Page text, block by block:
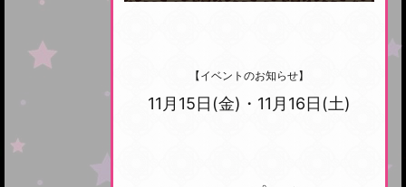
【イベントのお知らせ】
11月15日(金)・11月16日(土)